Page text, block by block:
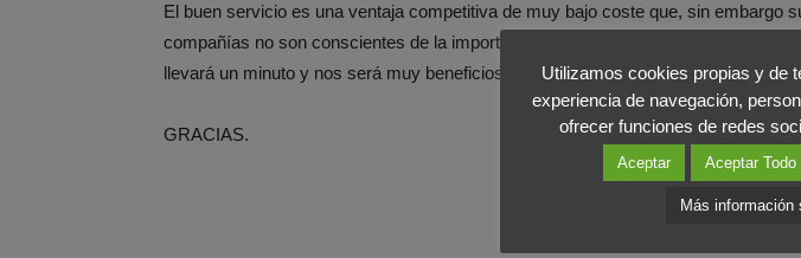
El buen servicio es una ventaja competitiva de muy bajo coste que, sin embargo
compañías no son conscientes de la importancia de este departamento, por eso
llevará un minuto y nos será muy beneficioso los resultados.Entra ahora.
GRACIAS.
Utilizamos cookies propias y de
experiencia de navegación,
ofrecer funciones de redes
Aceptar Aceptar Todo
Más información